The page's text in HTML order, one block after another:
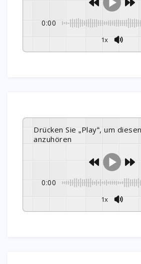
0:00
1x
Drücken Sie „Play“, um diesen Inhalt
anzuhören
0:00
1x